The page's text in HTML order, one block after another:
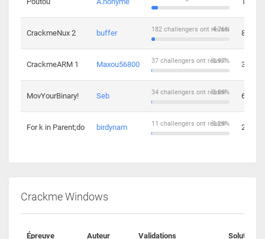
CrackmeNux 2 buffer 4.76%
182 challengers ont réussi 8
CrackmeARM 1 Maxou56800 0.97%
37 challengers ont réussi 3
MovYourBinary! Seb 0.89%
34 challengers ont réussi 6
For k in Parent;do birdynam 0.29%
11 challengers ont réussi 2
Crackme Windows
Épreuve Auteur Validations Solutions